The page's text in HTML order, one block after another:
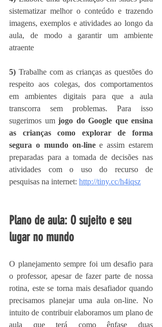
sistematizar melhor o conteúdo e trazendo
imagens, exemplos e atividades ao longo da
aula, de modo a garantir um ambiente
atraente
5) Trabalhe com as crianças as questões do
respeito aos colegas, dos comportamentos
em ambientes digitais para que a aula
transcorra sem problemas. Para isso
sugerimos um jogo do Google que ensina
as crianças como explorar de forma
segura o mundo on-line e assim estarem
preparadas para a tomada de decisões nas
atividades com o uso do recurso de
pesquisas na internet: http://tiny.cc/h4iqsz
Plano de aula: O sujeito e seu
lugar no mundo
O planejamento sempre foi um desafio para
o professor, apesar de fazer parte de nossa
rotina, este se torna mais desafiador quando
precisamos planejar uma aula on-line. No
intuito de contribuir elaboramos um plano de
aula que terá como ênfase duas